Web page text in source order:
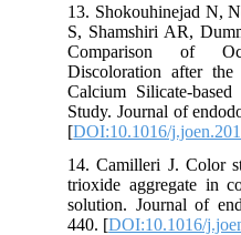
13. Shokouhinejad N,
S, Shamshiri AR,
Comparison of
Discoloration after
Calcium Silicate-
Study. Journal of
[DOI:10.1016/
14. Camilleri J.
trioxide aggregate in
solution. Journal of
440. [DOI:10.1016/